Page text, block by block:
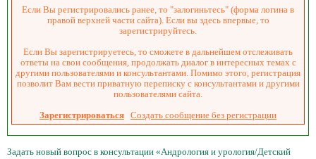
Если Вы регистрировались ранее, то "залогиньтесь" (форма логина в
правой верхней части сайта). Если вы здесь впервые, то
зарегистрируйтесь.
Если Вы зарегистрируетесь, то сможете в дальнейшем отслеживать
ответы на свои сообщения, продолжать диалог в интересных темах с
другими пользователями и консультантами. Помимо этого, регистрация
позволит Вам вести приватную переписку с консультантами и другими
пользователями сайта.
Зарегистрироваться Создать сообщение без регистрации
Задать новый вопрос в консультации «Андрология и урология/Детский